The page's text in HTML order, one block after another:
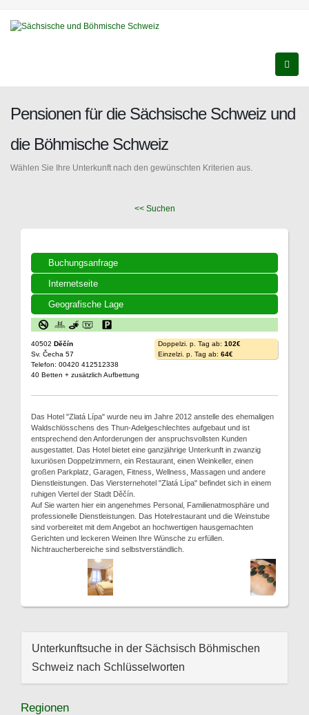
Pensionen für die Sächsische Schweiz und
die Böhmische Schweiz
Wählen Sie Ihre Unterkunft nach den gewünschten Kriterien aus.
<< Suchen
Buchungsanfrage
Internetseite
Geografische Lage
40502 Děčín
Sv. Čecha 57
Telefon: 00420 412512338
40 Betten + zusätzlich Aufbettung
Doppelzi. p. Tag ab: 102€
Einzelzi. p. Tag ab: 64€
Das Hotel "Zlatá Lípa" wurde neu im Jahre 2012 anstelle des ehemaligen
Waldschlösschens des Thun-Adelgeschlechtes aufgebaut und ist
entsprechend den Anforderungen der anspruchsvollsten Kunden
ausgestattet. Das Hotel bietet eine ganzjährige Unterkunft in zwanzig
luxuriösen Doppelzimmern, ein Restaurant, einen Weinkeller, einen
großen Parkplatz, Garagen, Fitness, Wellness, Massagen und andere
Dienstleistungen. Das Viersternehotel "Zlatá Lípa" befindet sich in einem
ruhigen Viertel der Stadt Děčín.
Auf Sie warten hier ein angenehmes Personal, Familienatmosphäre und
professionelle Dienstleistungen. Das Hotelrestaurant und die Weinstube
sind vorbereitet mit dem Angebot an hochwertigen hausgemachten
Gerichten und leckeren Weinen Ihre Wünsche zu erfüllen.
Nichtraucherbereiche sind selbstverständlich.
Unterkunftsuche in der Sächsisch Böhmischen
Schweiz nach Schlüsselworten
Regionen